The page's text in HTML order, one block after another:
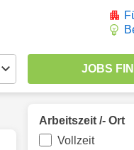
Arbeitszeit /- Ort
Vollzeit